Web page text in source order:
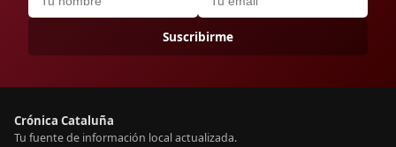
Suscribirme
Crónica Cataluña
Tu fuente de información local actualizada.